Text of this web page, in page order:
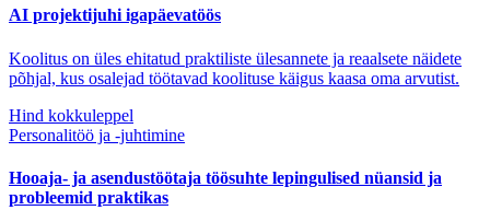
AI projektijuhi igapäevatöös
Koolitus on üles ehitatud praktiliste ülesannete ja reaalsete näidete
põhjal, kus osalejad töötavad koolituse käigus kaasa oma arvutist.
Hind kokkuleppel
Personalitöö ja -juhtimine
Hooaja- ja asendustöötaja töösuhte lepingulised nüansid ja
probleemid praktikas